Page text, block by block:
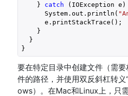
} catch (IOException
System.out.println(
e.printStackTrace();
}
}
要在特定目录中创建文件（需
件的路径，并使用双反斜杠转义
ows）。在Mac和Linux上，只